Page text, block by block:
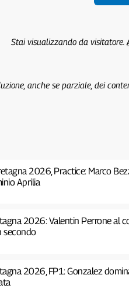
Stai visualizzando da visitatore.
anche se parziale, dei
2026, Practice: Marco
Aprilia
2026: Valentin Perrone al
secondo
2026, FP1: Gonzalez